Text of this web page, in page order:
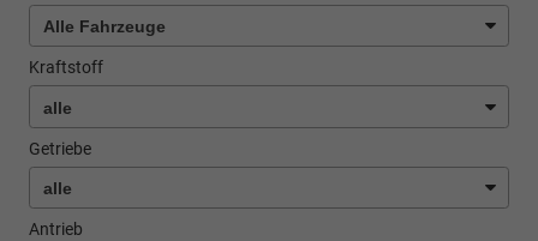
Kraftstoff
Getriebe
Antrieb